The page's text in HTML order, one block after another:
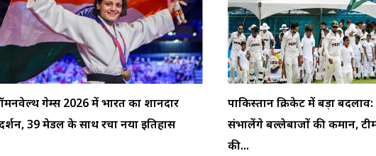
गेम्स 2026 में भारत का शानदार
39 मेडल के साथ रचा नया इतिहास
पाकिस्तान क्रिकेट में बड़ा
संभालेंगे बल्लेबाजों की कमान,
की...